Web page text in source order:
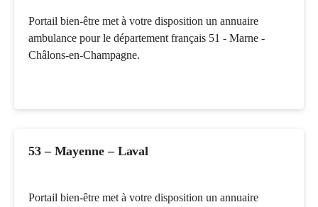
Portail bien-être met à votre disposition un annuaire
ambulance pour le département français 51 - Marne -
Châlons-en-Champagne.
53 – Mayenne – Laval
Portail bien-être met à votre disposition un annuaire